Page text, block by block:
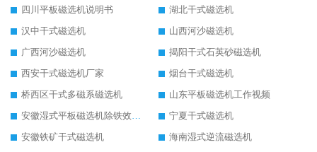
四川平板磁选机说明书
湖北干式磁选机
汉中干式磁选机
山西河沙磁选机
广西河沙磁选机
揭阳干式石英砂磁选机
西安干式磁选机厂家
烟台干式磁选机
桥西区干式多磁系磁选机
山东平板磁选机工作视频
安徽湿式平板磁选机除铁效果怎么样
宁夏干式磁选机
安徽铁矿干式磁选机
海南湿式逆流磁选机